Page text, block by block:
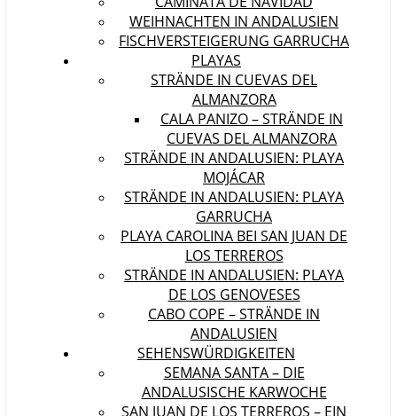
WEIHNACHTEN IN ANDALUSIEN
FISCHVERSTEIGERUNG GARRUCHA
PLAYAS
STRÄNDE IN CUEVAS DEL
ALMANZORA
CALA PANIZO – STRÄNDE IN
CUEVAS DEL ALMANZORA
STRÄNDE IN ANDALUSIEN: PLAYA
MOJÁCAR
STRÄNDE IN ANDALUSIEN: PLAYA
GARRUCHA
PLAYA CAROLINA BEI SAN JUAN DE
LOS TERREROS
STRÄNDE IN ANDALUSIEN: PLAYA
DE LOS GENOVESES
CABO COPE – STRÄNDE IN
ANDALUSIEN
SEHENSWÜRDIGKEITEN
SEMANA SANTA – DIE
ANDALUSISCHE KARWOCHE
SAN JUAN DE LOS TERREROS – EIN